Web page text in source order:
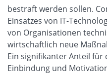
bestraft werden sollen.
Einsatzes von IT-
von Organisationen
wirtschaftlich neue
Ein signifikanter Anteil für
Einbindung und